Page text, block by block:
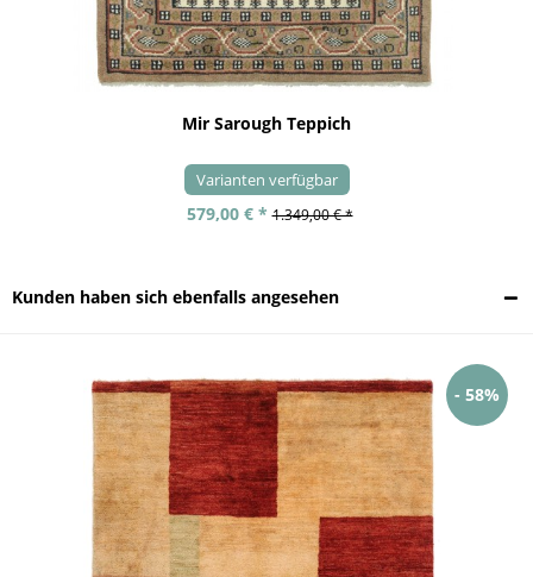
Mir Sarough Teppich
Varianten verfügbar
579,00 € * 1.349,00 € *
Kunden haben sich ebenfalls angesehen
- 58%